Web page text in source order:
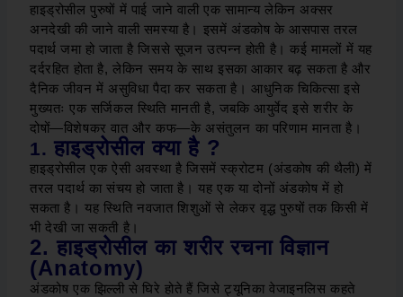
हाइड्रोसील पुरुषों में पाई जाने वाली एक सामान्य लेकिन अक्सर
अनदेखी की जाने वाली समस्या है। इसमें अंडकोष के आसपास तरल
पदार्थ जमा हो जाता है जिससे सूजन उत्पन्न होती है। कई मामलों में यह
दर्दरहित होता है, लेकिन समय के साथ इसका आकार बढ़ सकता है और
दैनिक जीवन में असुविधा पैदा कर सकता है। आधुनिक चिकित्सा इसे
मुख्यतः एक सर्जिकल स्थिति मानती है, जबकि आयुर्वेद इसे शरीर के
दोषों—विशेषकर वात और कफ—के असंतुलन का परिणाम मानता है।
1.हाइड्रोसील क्या है ?
हाइड्रोसील एक ऐसी अवस्था है जिसमें स्क्रोटम (अंडकोष की थैली) में
तरल पदार्थ का संचय हो जाता है। यह एक या दोनों अंडकोष में हो
सकता है। यह स्थिति नवजात शिशुओं से लेकर वृद्ध पुरुषों तक किसी में
भी देखी जा सकती है।
2. हाइड्रोसील का शरीर रचना विज्ञान
(Anatomy)
अंडकोष एक झिल्ली से घिरे होते हैं जिसे ट्यूनिका वेजाइनलिस कहते